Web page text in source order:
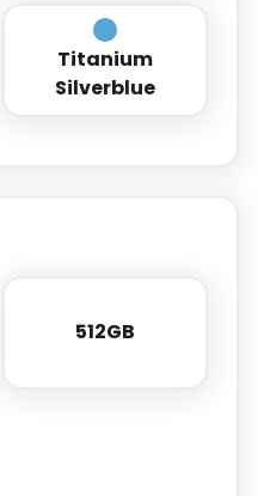
Titanium
Silverblue
Titanium
512GB
512GB